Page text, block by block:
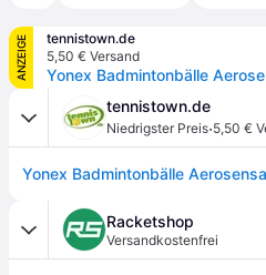
ANZEIGE
tennistown.de
5,50 € Versand
tennistown.de
Niedrigster Preis·5,50 €
Racketshop
Versandkostenfrei